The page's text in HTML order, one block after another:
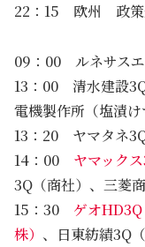
22：15 欧州 政策
09：00 ルネサスエ
13：00 清水建設
電機製作所（塩漬け
13：20 ヤマタネ
14：00 ヤマック
3Q（商社）、三菱
15：30 ゲオHD3Q
株） 、日東紡績3Q